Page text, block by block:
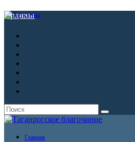
Архивы
Главная